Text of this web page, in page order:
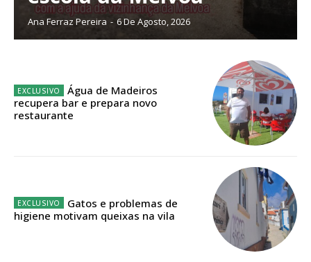
Faça-se assinante do Região de Cister e ajude-nos a manter este serviço
Sendo assinante terá acesso a todos os conteúdos exclusivos e versões
digitais.
Escolha o plano de assinatura desejado:
IMPRESSA
32€
Ana Ferraz Pereira - 6 De Agosto, 2026
Água de Madeiros
recupera bar e prepara novo
restaurante
Gatos e problemas de
higiene motivam queixas na vila